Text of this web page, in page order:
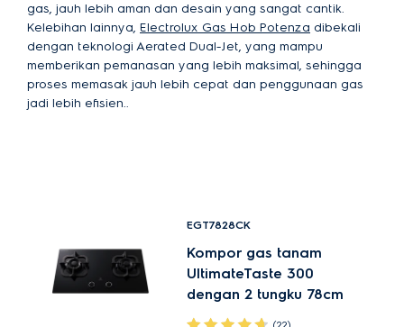
gas, jauh lebih aman dan desain yang sangat cantik.
Kelebihan lainnya, Electrolux Gas Hob Potenza dibekali
dengan teknologi Aerated Dual-Jet, yang mampu
memberikan pemanasan yang lebih maksimal, sehingga
proses memasak jauh lebih cepat dan penggunaan gas
jadi lebih efisien..
EGT7828CK
Kompor gas tanam
UltimateTaste 300
dengan 2 tungku 78cm